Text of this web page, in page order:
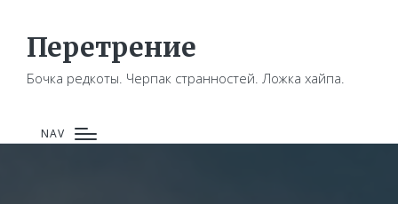
Перетрение
Бочка редкоты. Черпак странностей. Ложка хайпа.
NAV